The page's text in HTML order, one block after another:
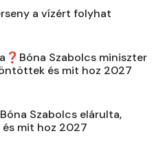
a vízért folyhat
Szabolcs miniszter
és mit hoz 2027
Szabolcs elárulta,
mit hoz 2027